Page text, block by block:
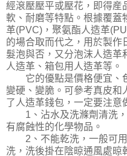
經滾壓壓平或壓花，即得産
軟、耐磨等特點。根據覆蓋
革(PVC)，聚氨酯人造革
的場合取而代之，用於製作
髮泡與否，又分泡沫人造革
人造革、箱包用人造革等。
它的優點是價格便宜、
變硬、變脆。可參考真皮和
了人造革錢包，一定要注意
1、沾水及洗滌劑清洗，
有腐蝕性的化學物品。
2、不能乾洗，一般可用
洗，洗後掛在陰晾通風處晾